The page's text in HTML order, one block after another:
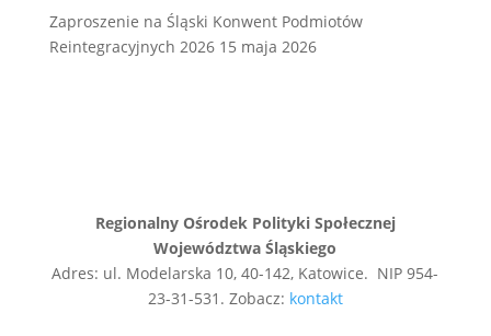
Zaproszenie na Śląski Konwent Podmiotów
Reintegracyjnych 2026 15 maja 2026
Regionalny Ośrodek Polityki Społecznej
Województwa Śląskiego
Adres: ul. Modelarska 10, 40-142, Katowice. NIP 954-
23-31-531. Zobacz: kontakt